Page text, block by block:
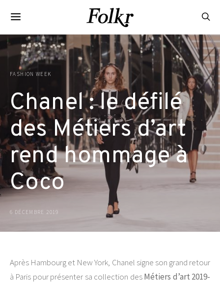
FASHION WEEK
Chanel : le défilé
des Métiers d’art
rend hommage à
Coco
6 DÉCEMBRE 2019
Après Hambourg et New York, Chanel signe son grand retour
à Paris pour présenter sa collection desMétiers d’art 2019-